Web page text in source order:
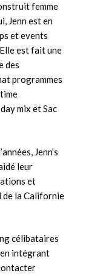
femme
Jenn est en
et events
est fait une
des
programmes
mix et Sac
Jenn’s
leur
et
de la Californie
célibataires
en intégrant